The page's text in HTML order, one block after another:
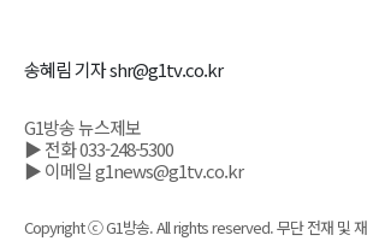
송혜림 기자 shr@g1tv.co.kr
G1방송 뉴스제보
▶ 전화 033-248-5300
▶ 이메일 g1news@g1tv.co.kr
Copyright ⓒ G1방송. All rights reserved. 무단 전재 및